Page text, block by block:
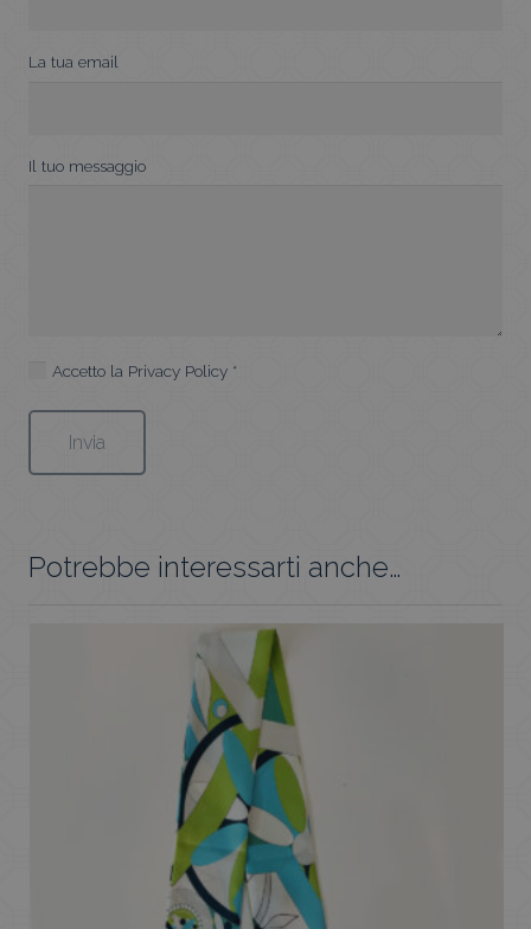
La tua email
Il tuo messaggio
Accetto la Privacy Policy *
Potrebbe interessarti anche…